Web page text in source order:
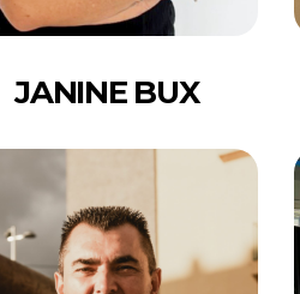
JANINE BUX